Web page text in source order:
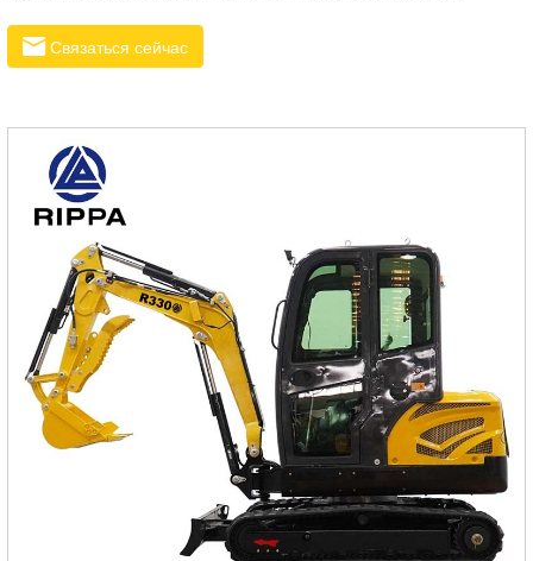
представляет 4-тонный экскаватор-погрузчик,
разработанный специально для российского рынка.
Связаться сейчас